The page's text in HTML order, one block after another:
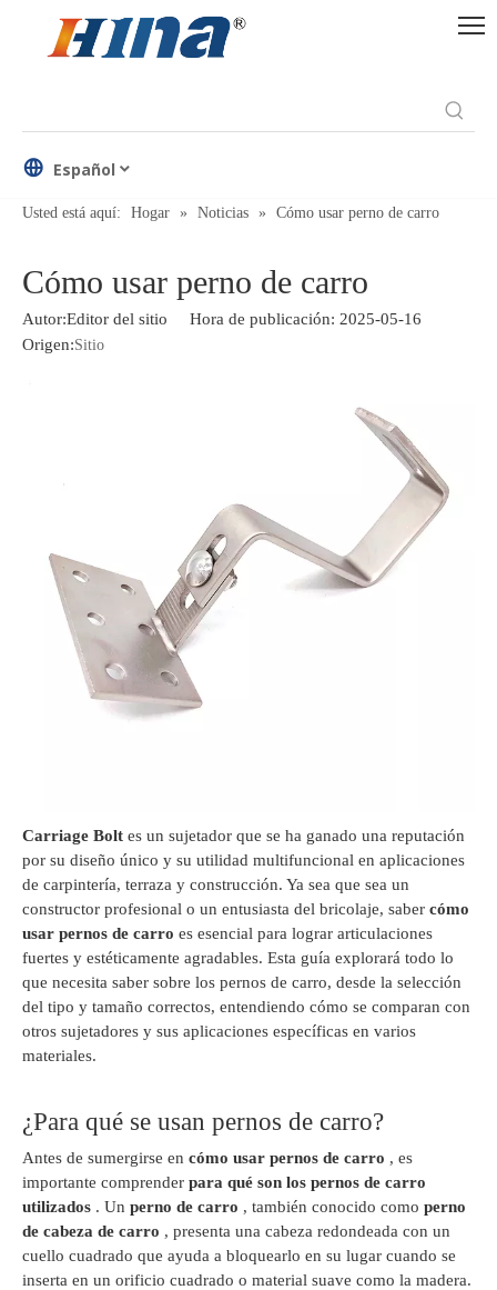
Español
Usted está aquí: Hogar » Noticias » Cómo usar perno de carro
Cómo usar perno de carro
Autor:Editor del sitio Hora de publicación: 2025-05-16
Origen:Sitio
Carriage Bolt es un sujetador que se ha ganado una reputación
por su diseño único y su utilidad multifuncional en aplicaciones
de carpintería, terraza y construcción. Ya sea que sea un
constructor profesional o un entusiasta del bricolaje, saber cómo
usar pernos de carro es esencial para lograr articulaciones
fuertes y estéticamente agradables. Esta guía explorará todo lo
que necesita saber sobre los pernos de carro, desde la selección
del tipo y tamaño correctos, entendiendo cómo se comparan con
otros sujetadores y sus aplicaciones específicas en varios
materiales.
¿Para qué se usan pernos de carro?
Antes de sumergirse en cómo usar pernos de carro , es
importante comprender para qué son los pernos de carro
utilizados . Un perno de carro , también conocido como perno
de cabeza de carro , presenta una cabeza redondeada con un
cuello cuadrado que ayuda a bloquearlo en su lugar cuando se
inserta en un orificio cuadrado o material suave como la madera.